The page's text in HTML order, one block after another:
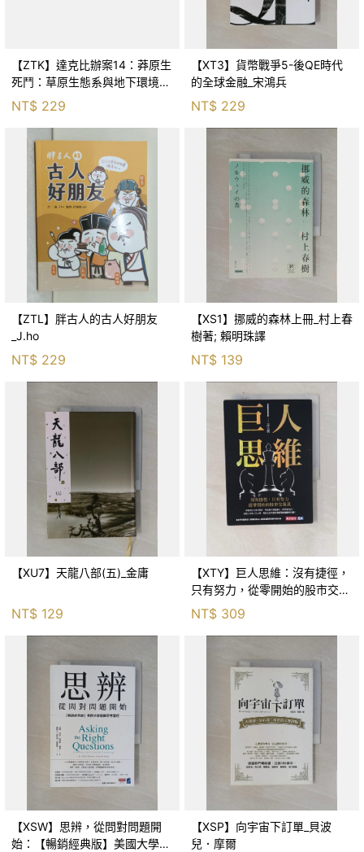
【ZTK】達克比辦案14：莽原生
死鬥：草原生態系與地下環境的
生存適應_柯智元
NT$ 229
【XT3】貨幣戰爭5-後QE時代
的全球金融_宋鴻兵
NT$ 229
【ZTL】胖古人的古人好朋友
_J.ho
NT$ 229
【XS1】挪威的森林上冊_村上春
樹著; 賴明珠譯
NT$ 139
【XU7】天龍八部(五)_金庸
NT$ 129
【XTY】巨人思維：沒有捷徑，
只有努力，從零開始的股市交易
員_巨人傑
NT$ 309
【XSW】思辨，從問對問題開
始：【暢銷經典版】美國大學邏
【XSP】向宇宙下訂單_貝波
兒．摩爾